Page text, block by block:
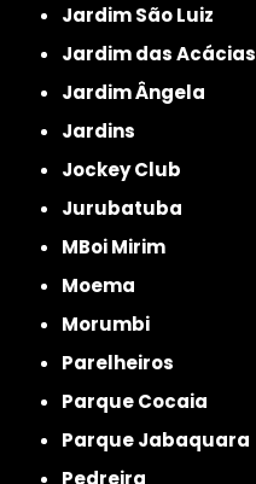
Jardim São Luiz
Jardim das Acácias
Jardim Ângela
Jardins
Jockey Club
Jurubatuba
MBoi Mirim
Moema
Morumbi
Parelheiros
Parque Cocaia
Parque Jabaquara
Pedreira